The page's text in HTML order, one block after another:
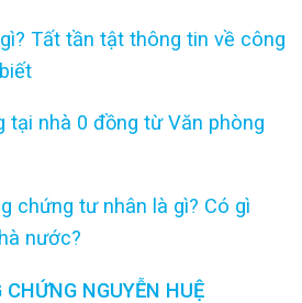
Tất tần tật thông tin về công
tại nhà 0 đồng từ Văn phòng
chứng tư nhân là gì? Có gì
nước?
NGUYỄN HUỆ